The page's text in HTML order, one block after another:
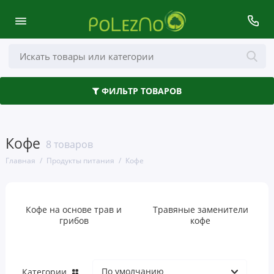
ФИЛЬТР ТОВАРОВ
Кофе 8 товаров
Главная Продукты питания Кофе
Масла и уксус
Напитки
Специи, масла и уксусы
Кофе на основе трав и
грибов
Травяные заменители
кофе